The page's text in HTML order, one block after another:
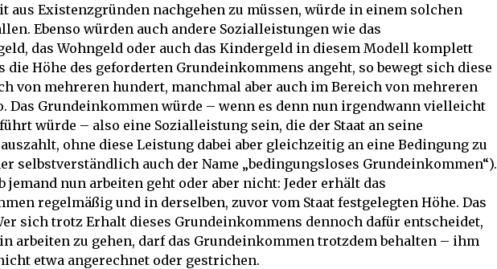
aus Existenzgründen nachgehen zu müssen, würde in einem solchen
Ebenso würden auch andere Sozialleistungen wie das
das Wohngeld oder auch das Kindergeld in diesem Modell komplett
die Höhe des geforderten Grundeinkommens angeht, so bewegt sich diese
von mehreren hundert, manchmal aber auch im Bereich von mehreren
Das Grundeinkommen würde – wenn es denn nun irgendwann vielleicht
würde – also eine Sozialleistung sein, die der Staat an seine
ohne diese Leistung dabei aber gleichzeitig an eine Bedingung zu
selbstverständlich auch der Name „bedingungsloses Grundeinkommen“).
jemand nun arbeiten geht oder aber nicht: Jeder erhält das
regelmäßig und in derselben, zuvor vom Staat festgelegten Höhe. Das
sich trotz Erhalt dieses Grundeinkommens dennoch dafür entscheidet,
arbeiten zu gehen, darf das Grundeinkommen trotzdem behalten – ihm
etwa angerechnet oder gestrichen.